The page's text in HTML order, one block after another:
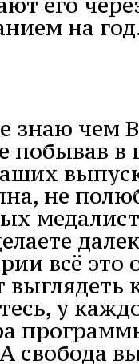
на
знаю чем
побывав в
не
всё это
у
свобода